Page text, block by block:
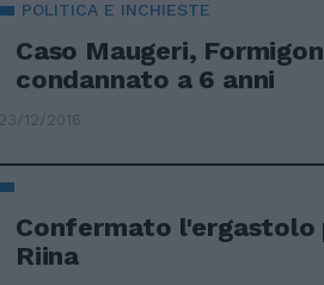
POLITICA E INCHIESTE
Caso Maugeri,
condannato a 6 anni
23/12/2016
Confermato
Riina